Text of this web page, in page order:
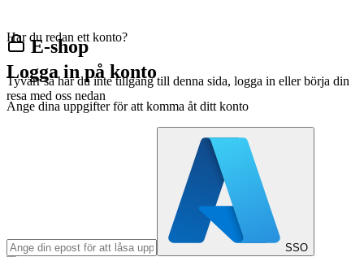
E-shop
Tyvärr så har du inte tillgång till denna sida, logga in eller börja din
resa med oss nedan
Har du redan ett konto?
Logga in på konto
Ange dina uppgifter för att komma åt ditt konto
SSO